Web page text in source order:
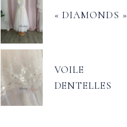
« DIAMONDS »
VOILE
DENTELLES